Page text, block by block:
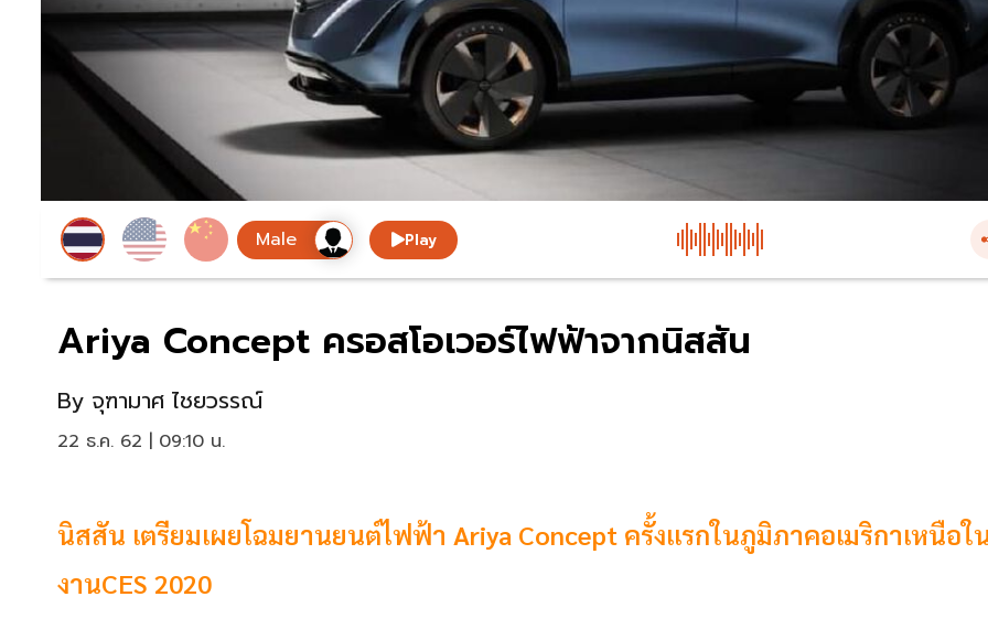
Play
Ariya Concept ครอสโอเวอร์ไฟฟ้าจากนิสสัน
By จุฑามาศ ไชยวรรณ์
22 ธ.ค. 62 | 09:10 น.
นิสสัน เตรียมเผยโฉมยานยนต์ไฟฟ้า Ariya Concept ครั้งแรกในภูมิภาคอเมริกาเหนือใ
งานCES 2020